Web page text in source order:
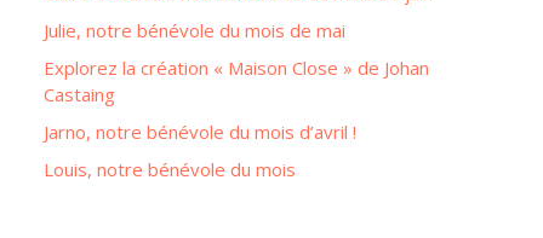
Julie, notre bénévole du mois de mai
Explorez la création « Maison Close » de Johan
Castaing
Jarno, notre bénévole du mois d’avril !
Louis, notre bénévole du mois